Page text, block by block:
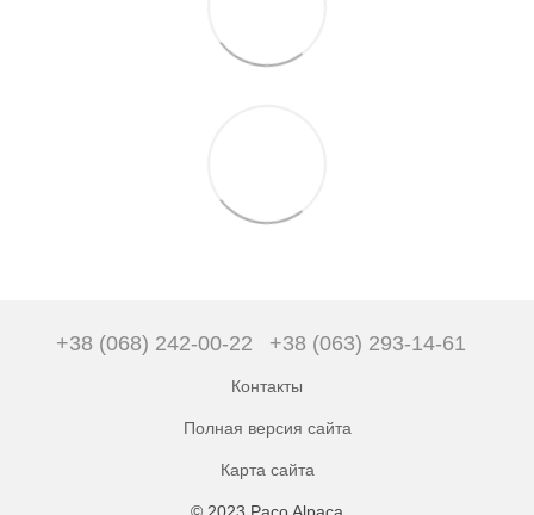
+38 (068) 242-00-22 +38 (063) 293-14-61
Контакты
Полная версия сайта
Карта сайта